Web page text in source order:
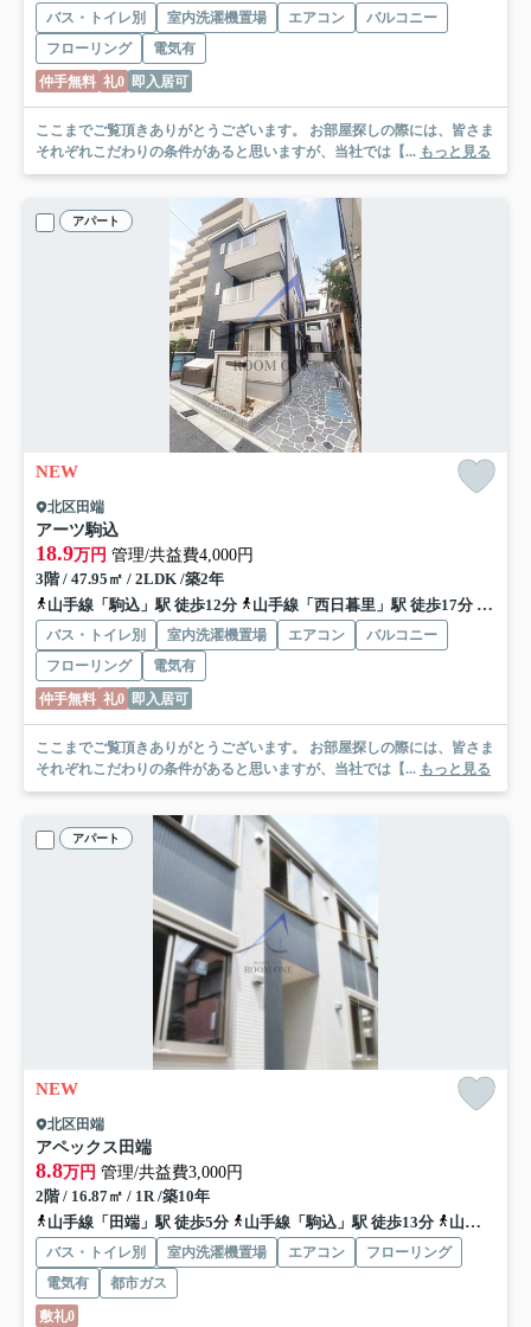
バス・トイレ別 室内洗濯機置場 エアコン
バルコニー
フローリング
電気有
仲手無料 礼0 即入居可
ここまでご覧頂きありがとうございます。 お部屋探しの際には、皆さま
それぞれこだわりの条件があると思いますが、当社では【... もっと見る
アパート
NEW
北区田端
アーツ駒込
18.9万円 管理/共益費4,000円
3階 / 47.95㎡ / 2LDK /築2年
山手線「駒込」駅 徒歩12分
山手線「西日暮里」駅 徒歩17分 南北
バス・トイレ別 室内洗濯機置場 エアコン
バルコニー
フローリング
電気有
仲手無料 礼0 即入居可
ここまでご覧頂きありがとうございます。 お部屋探しの際には、皆さま
それぞれこだわりの条件があると思いますが、当社では【... もっと見る
アパート
NEW
北区田端
アペックス田端
8.8万円 管理/共益費3,000円
2階 / 16.87㎡ / 1R /築10年
山手線「田端」駅 徒歩5分
山手線「駒込」駅 徒歩13分 山手線「西日暮里」駅 徒歩17分
バス・トイレ別 室内洗濯機置場 エアコン
フローリング
電気有
都市ガス
敷礼0